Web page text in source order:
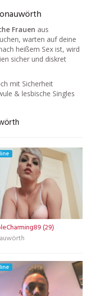
Frauen aus
warten auf deine
heißem Sex ist, wird
sicher und diskret
mit Sicherheit
& lesbische Singles
(29)